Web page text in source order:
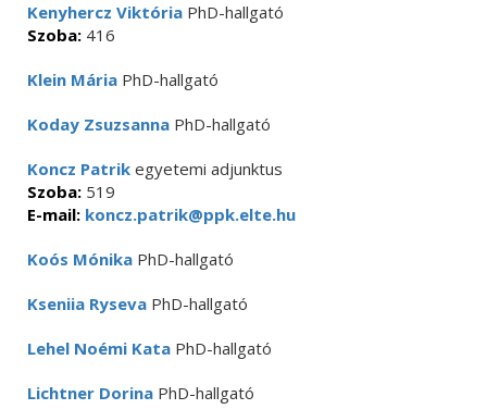
Kenyhercz Viktória PhD-hallgató
Szoba: 416
Klein Mária PhD-hallgató
Koday Zsuzsanna PhD-hallgató
Koncz Patrik egyetemi adjunktus
Szoba: 519
E-mail: koncz.patrik@ppk.elte.hu
Koós Mónika PhD-hallgató
Kseniia Ryseva PhD-hallgató
Lehel Noémi Kata PhD-hallgató
Lichtner Dorina PhD-hallgató